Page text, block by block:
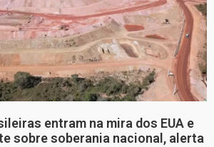
entram na mira dos EUA e
sobre soberania nacional, alerta